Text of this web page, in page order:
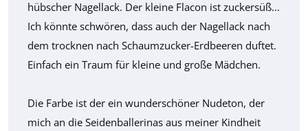
hübscher Nagellack. Der kleine Flacon ist zuckersüß...
Ich könnte schwören, dass auch der Nagellack nach
dem trocknen nach Schaumzucker-Erdbeeren duftet.
Einfach ein Traum für kleine und große Mädchen.
Die Farbe ist der ein wunderschöner Nudeton, der
mich an die Seidenballerinas aus meiner Kindheit